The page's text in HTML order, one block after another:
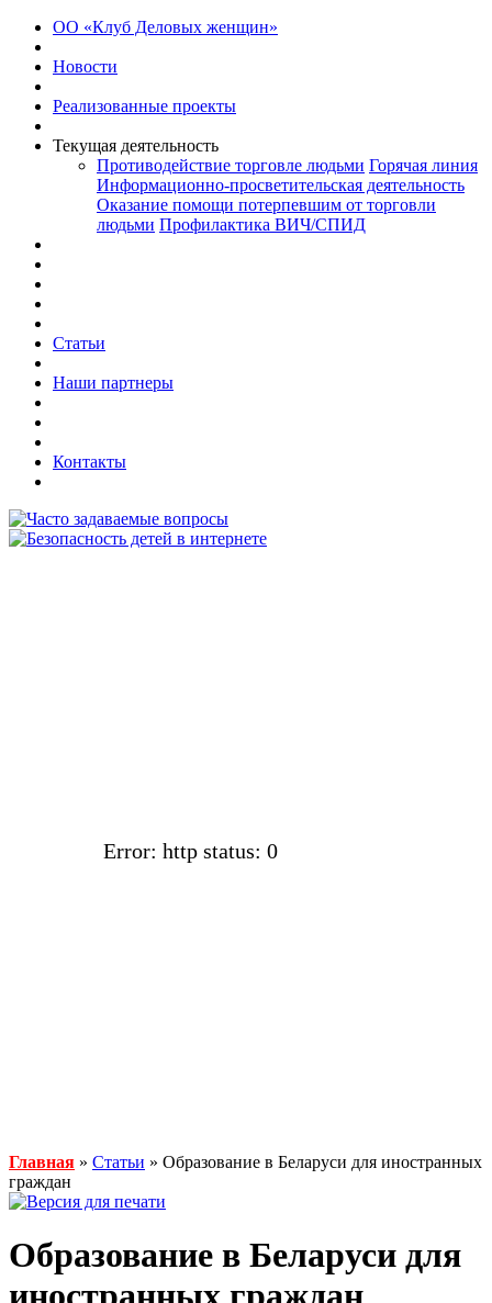
ОО «Клуб Деловых женщин»
Новости
Реализованные проекты
Текущая деятельность
Противодействие торговле людьми Горячая линия
Информационно-просветительская деятельность
Оказание помощи потерпевшим от торговли
людьми Профилактика ВИЧ/СПИД
Статьи
Наши партнеры
Контакты
Error: http status: 0
Главная » Статьи » Образование в Беларуси для иностранных
граждан
Образование в Беларуси для